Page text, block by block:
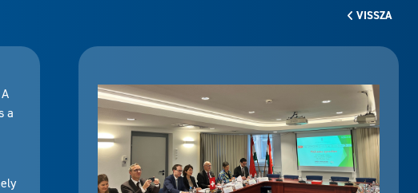
a
VISSZA